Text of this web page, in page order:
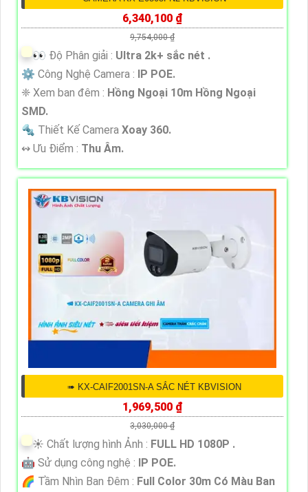
6,340,100 ₫
9,754,000 ₫
️👀 Độ Phân giải : Ultra 2k+ sắc nét .
⚙ Công Nghệ Camera : IP POE.
❈ Xem ban đêm : Hồng Ngoại 10m Hồng Ngoại
SMD.
🔩 Thiết Kế Camera Xoay 360.
️↭ Ưu Điểm : Thu Âm.
➠ KX-CAIF2001SN-A SẮC NÉT KBVISION
1,969,500 ₫
3,030,000 ₫
☀️ Chất lượng hình Ảnh : FULL HD 1080P .
🤖️ Sử dụng công nghệ : IP POE.
🌈 Tầm Nhìn Ban Đêm : Full Color 30m Có Màu Ban